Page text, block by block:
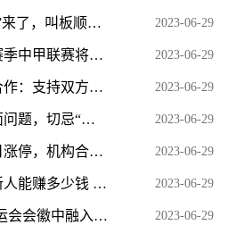
世界看点：“菜鸟速递”来了，叫板顺丰京东，消费者淘宝购物到手将更快？ 2023-06-29
【环球聚看点】2023赛季中甲联赛将在枣庄市民体育中心举行 2023-06-29
北交所、港交所达成合作：支持双方市场符合条件的已上市公司在对方市场申请上市 2023-06-29
华山论见丨调研要直面问题，切忌“隔靴搔痒”_全球观天下 2023-06-29
龙虎榜丨丰立智能今日涨停，机构合计净买入1403.49万元，著名刺客买入2114.63万元 全球速讯 2023-06-29
快手极速版邀请一个新人能赚多少钱 全球观速讯 2023-06-29
中国式浪漫+1 成都大运会会徽中融入凤凰元素 2023-06-29